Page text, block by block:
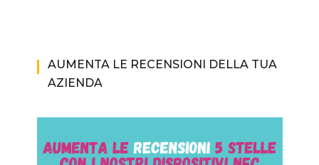
AUMENTA LE RECENSIONI DELLA TUA
AZIENDA